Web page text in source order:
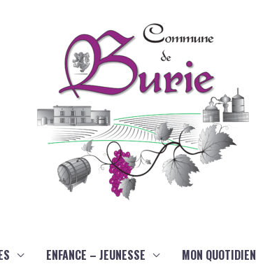
ENFANCE – JEUNESSE MON QUOTIDIEN